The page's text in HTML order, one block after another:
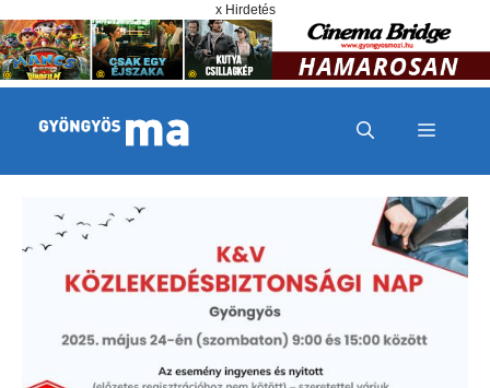
x Hirdetés
MENÜ